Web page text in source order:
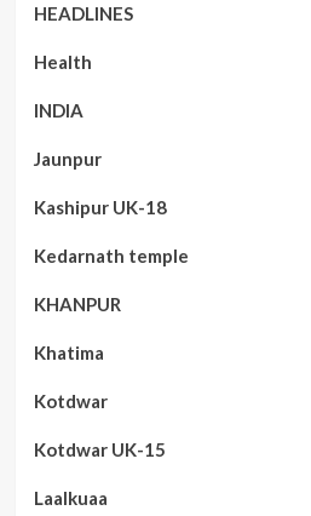
HEADLINES
Health
INDIA
Jaunpur
Kashipur UK-18
Kedarnath temple
KHANPUR
Khatima
Kotdwar
Kotdwar UK-15
Laalkuaa